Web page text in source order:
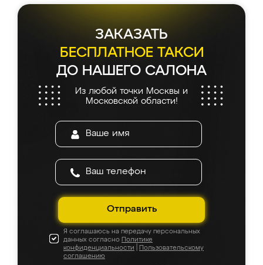
ЗАКАЗАТЬ
БЕСПЛАТНОЕ ТАКСИ
ДО НАШЕГО САЛОНА
Из любой точки Москвы и
Московской области!
Отправить
Я соглашаюсь на передачу персональных
данных согласно Политике
конфиденциальности
Пользовательскому
соглашению